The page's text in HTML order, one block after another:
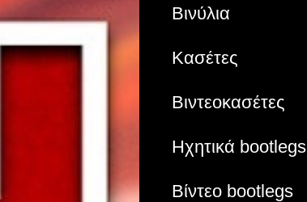
Βινύλια
Κασέτες
Βιντεοκασέτες
Ηχητικά bootlegs
Βίντεο bootlegs